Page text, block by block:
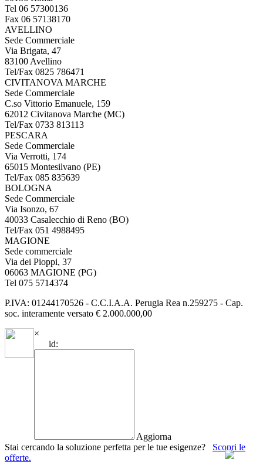
Tel 06 57300136
Fax 06 57138170
AVELLINO
Sede Commerciale
Via Brigata, 47
83100 Avellino
Tel/Fax 0825 786471
CIVITANOVA MARCHE
Sede Commerciale
C.so Vittorio Emanuele, 159
62012 Civitanova Marche (MC)
Tel/Fax 0733 813113
PESCARA
Sede Commerciale
Via Verrotti, 174
65015 Montesilvano (PE)
Tel/Fax 085 835639
BOLOGNA
Sede Commerciale
Via Isonzo, 67
40033 Casalecchio di Reno (BO)
Tel/Fax 051 4988495
MAGIONE
Sede commerciale
Via dei Pioppi, 37
06063 MAGIONE (PG)
Tel 075 5714374
P.IVA: 01244170526 - C.C.I.A.A. Perugia Rea n.259275 - Cap.
soc. interamente versato € 2.000.000,00
×
id:
Aggiorna
Stai cercando la soluzione perfetta per le tue esigenze? Scopri le
offerte.